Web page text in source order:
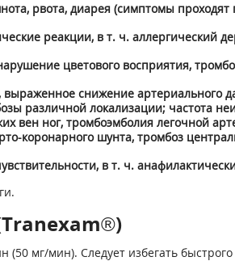
рвота, диарея (симптомы
реакции, в т. ч. аллергический
цветового восприятия,
снижение артериального
различной локализации; частота
вен ног, тромбоэмболия легочной
коронарного шунта, тромбоз
в т. ч.
мг/мин). Следует избегать